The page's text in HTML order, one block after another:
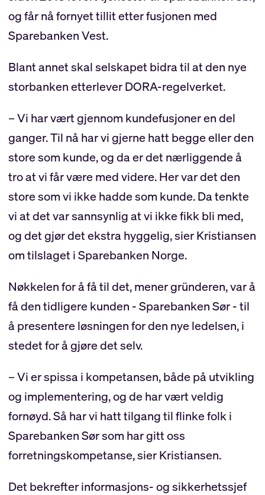
og får nå fornyet tillit etter fusjonen med
Sparebanken Vest.
Blant annet skal selskapet bidra til at den nye
storbanken etterlever DORA-regelverket.
– Vi har vært gjennom kundefusjoner en del
ganger. Til nå har vi gjerne hatt begge eller den
store som kunde, og da er det nærliggende å
tro at vi får være med videre. Her var det den
store som vi ikke hadde som kunde. Da tenkte
vi at det var sannsynlig at vi ikke fikk bli med,
og det gjør det ekstra hyggelig, sier Kristiansen
om tilslaget i Sparebanken Norge.
Nøkkelen for å få til det, mener gründeren, var å
få den tidligere kunden - Sparebanken Sør - til
å presentere løsningen for den nye ledelsen, i
stedet for å gjøre det selv.
– Vi er spissa i kompetansen, både på utvikling
og implementering, og de har vært veldig
fornøyd. Så har vi hatt tilgang til flinke folk i
Sparebanken Sør som har gitt oss
forretningskompetanse, sier Kristiansen.
Det bekrefter informasjons- og sikkerhetssjef